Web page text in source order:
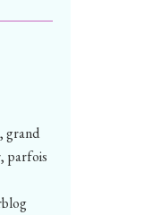
grand
parfois